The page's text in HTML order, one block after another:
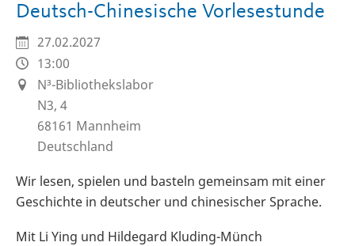
Deutsch-Chinesische Vorlesestunde
27.02.2027
13:00
N³-Bibliothekslabor
N3, 4
68161 Mannheim
Deutschland
Wir lesen, spielen und basteln gemeinsam mit einer
Geschichte in deutscher und chinesischer Sprache.
Mit Li Ying und Hildegard Kluding-Münch